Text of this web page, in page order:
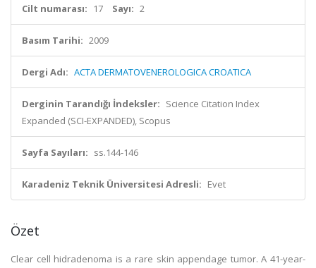
Cilt numarası: 17 Sayı: 2
Basım Tarihi: 2009
Dergi Adı: ACTA DERMATOVENEROLOGICA CROATICA
Derginin Tarandığı İndeksler: Science Citation Index
Expanded (SCI-EXPANDED), Scopus
Sayfa Sayıları: ss.144-146
Karadeniz Teknik Üniversitesi Adresli: Evet
Özet
Clear cell hidradenoma is a rare skin appendage tumor. A 41-year-